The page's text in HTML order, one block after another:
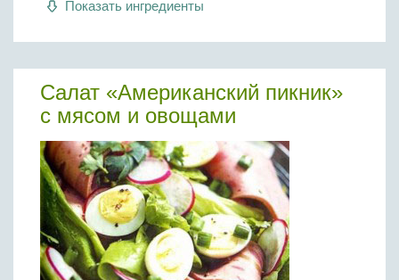
Бобовые
Показать ингредиенты
Салат «Американский пикник»
с мясом и овощами